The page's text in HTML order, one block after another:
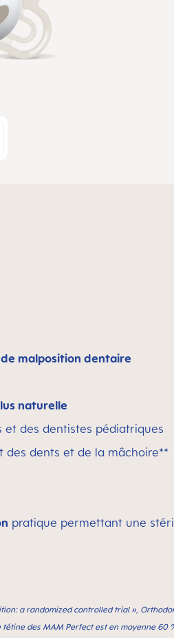
malposition dentaire
naturelle
des dentistes pédiatriques
des dents et de la mâchoire**
pratique permettant une
a randomized controlled trial »,
des MAM Perfect est en moyenne